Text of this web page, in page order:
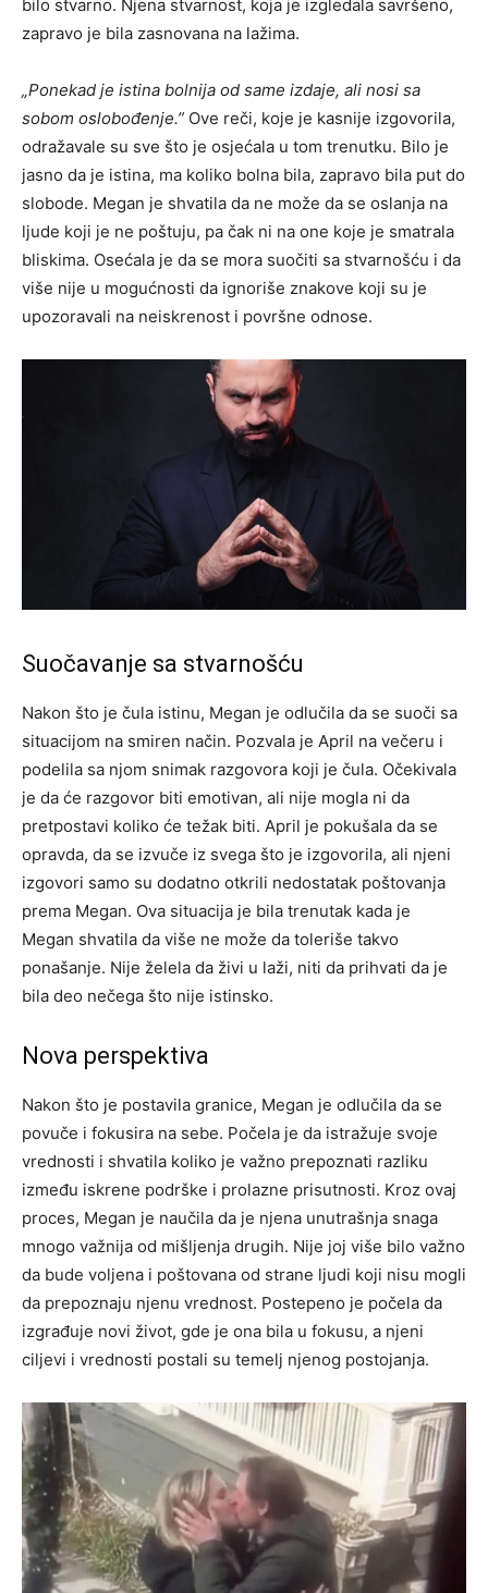
bilo stvarno. Njena stvarnost, koja je izgledala savršeno,
zapravo je bila zasnovana na lažima.
„Ponekad je istina bolnija od same izdaje, ali nosi sa
sobom oslobođenje.” Ove reči, koje je kasnije izgovorila,
odražavale su sve što je osjećala u tom trenutku. Bilo je
jasno da je istina, ma koliko bolna bila, zapravo bila put do
slobode. Megan je shvatila da ne može da se oslanja na
ljude koji je ne poštuju, pa čak ni na one koje je smatrala
bliskima. Osećala je da se mora suočiti sa stvarnošću i da
više nije u mogućnosti da ignoriše znakove koji su je
upozoravali na neiskrenost i površne odnose.
Suočavanje sa stvarnošću
Nakon što je čula istinu, Megan je odlučila da se suoči sa
situacijom na smiren način. Pozvala je April na večeru i
podelila sa njom snimak razgovora koji je čula. Očekivala
je da će razgovor biti emotivan, ali nije mogla ni da
pretpostavi koliko će težak biti. April je pokušala da se
opravda, da se izvuče iz svega što je izgovorila, ali njeni
izgovori samo su dodatno otkrili nedostatak poštovanja
prema Megan. Ova situacija je bila trenutak kada je
Megan shvatila da više ne može da toleriše takvo
ponašanje. Nije želela da živi u laži, niti da prihvati da je
bila deo nečega što nije istinsko.
Nova perspektiva
Nakon što je postavila granice, Megan je odlučila da se
povuče i fokusira na sebe. Počela je da istražuje svoje
vrednosti i shvatila koliko je važno prepoznati razliku
između iskrene podrške i prolazne prisutnosti. Kroz ovaj
proces, Megan je naučila da je njena unutrašnja snaga
mnogo važnija od mišljenja drugih. Nije joj više bilo važno
da bude voljena i poštovana od strane ljudi koji nisu mogli
da prepoznaju njenu vrednost. Postepeno je počela da
izgrađuje novi život, gde je ona bila u fokusu, a njeni
ciljevi i vrednosti postali su temelj njenog postojanja.